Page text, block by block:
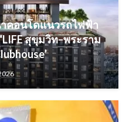
คอนโดแนวรถไฟฟ้า
สุขุมวิท–พระราม